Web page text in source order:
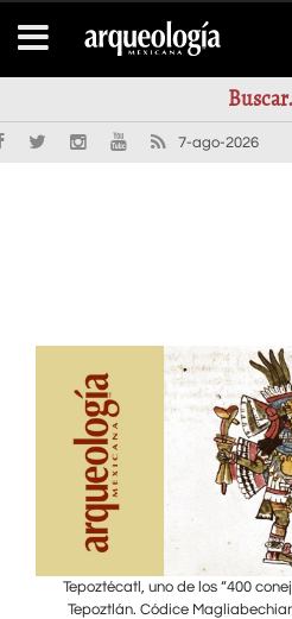
7-ago-2026
Tepoztécatl, uno de los “400
Tepoztlán. Códice